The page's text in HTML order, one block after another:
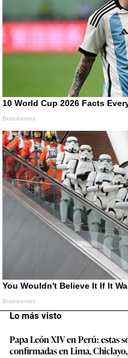
Lo más visto
Papa León XIV en Perú: estas
confirmadas en Lima,